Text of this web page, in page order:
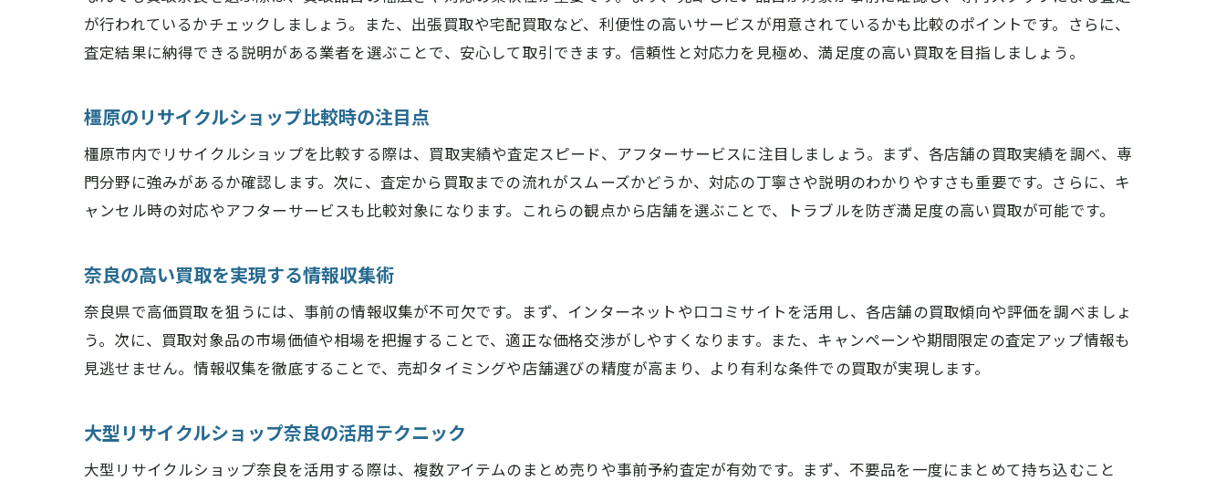
家電や大型品の査定時に注意すべきポイント
出張買取奈良おすすめ利用時の確認事項
出張買取を奈良で活用するメリット紹介
買取大吉大和八木店の出張買取を活かす方法
奈良リサイクルショップの出張買取利点とは
自宅で完結する買取サービスの安心ポイント
奈良で人気の出張買取を比較検討するコツ
家電や大型品の買取条件を整理しよう
リサイクルショップ奈良家電買取の流れとは
が行われているかチェックしましょう。また、出張買取や宅配買取など、利便性の高いサービスが用意されているかも比較のポイントです。さらに、
査定結果に納得できる説明がある業者を選ぶことで、安心して取引できます。信頼性と対応力を見極め、満足度の高い買取を目指しましょう。
橿原のリサイクルショップ比較時の注目点
橿原市内でリサイクルショップを比較する際は、買取実績や査定スピード、アフターサービスに注目しましょう。まず、各店舗の買取実績を調べ、専
門分野に強みがあるか確認します。次に、査定から買取までの流れがスムーズかどうか、対応の丁寧さや説明のわかりやすさも重要です。さらに、キ
ャンセル時の対応やアフターサービスも比較対象になります。これらの観点から店舗を選ぶことで、トラブルを防ぎ満足度の高い買取が可能です。
奈良の高い買取を実現する情報収集術
奈良県で高価買取を狙うには、事前の情報収集が不可欠です。まず、インターネットや口コミサイトを活用し、各店舗の買取傾向や評価を調べましょ
う。次に、買取対象品の市場価値や相場を把握することで、適正な価格交渉がしやすくなります。また、キャンペーンや期間限定の査定アップ情報も
見逃せません。情報収集を徹底することで、売却タイミングや店舗選びの精度が高まり、より有利な条件での買取が実現します。
大型リサイクルショップ奈良の活用テクニック
大型リサイクルショップ奈良を活用する際は、複数アイテムのまとめ売りや事前予約査定が有効です。まず、不要品を一度にまとめて持ち込むこと